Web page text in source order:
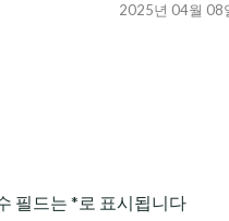
2025년 04월 08
필드는 * 로 표시됩니다